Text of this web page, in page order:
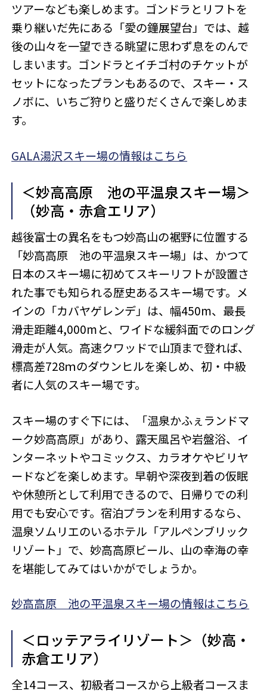
ツアーなども楽しめます。ゴンドラとリフトを
乗り継いだ先にある「愛の鐘展望台」では、越
後の山々を一望できる眺望に思わず息をのんで
しまいます。ゴンドラとイチゴ村のチケットが
セットになったプランもあるので、スキー・ス
ノボに、いちご狩りと盛りだくさんで楽しめま
す。
GALA湯沢スキー場の情報はこちら
＜妙高高原 池の平温泉スキー場＞
（妙高・赤倉エリア）
越後富士の異名をもつ妙高山の裾野に位置する
「妙高高原 池の平温泉スキー場」は、かつて
日本のスキー場に初めてスキーリフトが設置さ
れた事でも知られる歴史あるスキー場です。メ
インの「カバヤゲレンデ」は、幅450m、最長
滑走距離4,000mと、ワイドな緩斜面でのロング
滑走が人気。高速クワッドで山頂まで登れば、
標高差728ｍのダウンヒルを楽しめ、初・中級
者に人気のスキー場です。
スキー場のすぐ下には、「温泉かふぇランドマ
ーク妙高高原」があり、露天風呂や岩盤浴、イ
ンターネットやコミックス、カラオケやビリヤ
ードなどを楽しめます。早朝や深夜到着の仮眠
や休憩所として利用できるので、日帰りでの利
用でも安心です。宿泊プランを利用するなら、
温泉ソムリエのいるホテル「アルペンブリック
リゾート」で、妙高高原ビール、山の幸海の幸
を堪能してみてはいかがでしょうか。
妙高高原 池の平温泉スキー場の情報はこちら
＜ロッテアライリゾート＞（妙高・
赤倉エリア）
全14コース、初級者コースから上級者コースま